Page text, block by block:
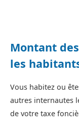
Montant
les
Vous habitez ou
autres internautes
de votre taxe